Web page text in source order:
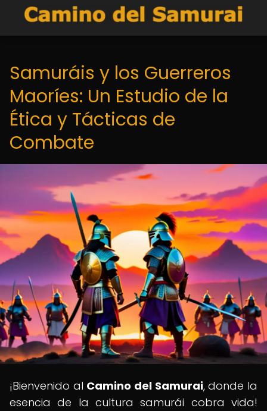
Samuráis y los Guerreros
Maoríes: Un Estudio de la
Ética y Tácticas de
Combate
¡Bienvenido al Camino del Samurai, donde la
esencia de la cultura samurái cobra vida!